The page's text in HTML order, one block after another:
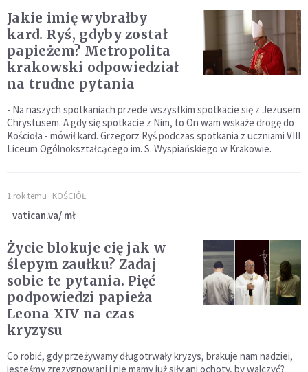
Jakie imię wybrałby
kard. Ryś, gdyby został
papieżem? Metropolita
krakowski odpowiedział
na trudne pytania
- Na naszych spotkaniach przede wszystkim spotkacie się z Jezusem
Chrystusem. A gdy się spotkacie z Nim, to On wam wskaże drogę do
Kościoła - mówił kard. Grzegorz Ryś podczas spotkania z uczniami VIII
Liceum Ogólnokształcącego im. S. Wyspiańskiego w Krakowie.
1 rok temu KOŚCIÓŁ
vatican.va/ mł
Życie blokuje cię jak w
ślepym zaułku? Zadaj
sobie te pytania. Pięć
podpowiedzi papieża
Leona XIV na czas
kryzysu
Co robić, gdy przeżywamy długotrwały kryzys, brakuje nam nadziei,
jesteśmy zrezygnowani i nie mamy już siły ani ochoty, by walczyć?